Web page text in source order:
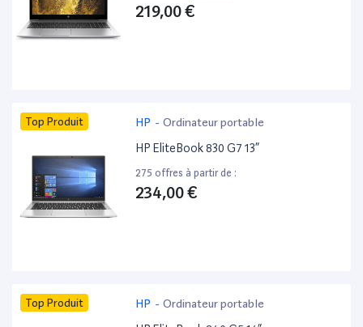
219,00 €
Top Produit HP - Ordinateur portable
HP EliteBook 830 G7 13”
275 offres à partir de :
234,00 €
Top Produit HP - Ordinateur portable